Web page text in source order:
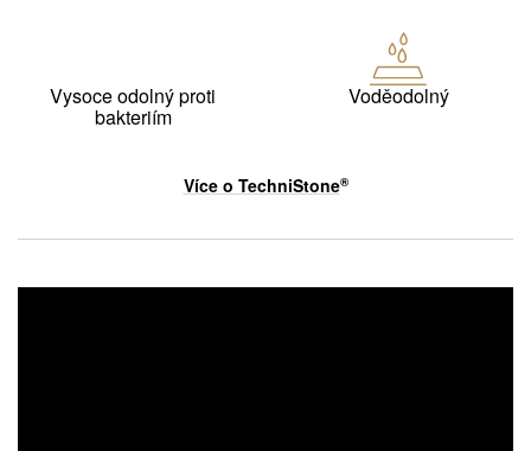
Vysoce odolný proti
bakteriím
Voděodolný
Více o TechniStone®